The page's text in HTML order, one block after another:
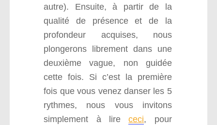
autre). Ensuite, à partir de la
qualité de présence et de la
profondeur acquises, nous
plongerons librement dans une
deuxième vague, non guidée
cette fois. Si c’est la première
fois que vous venez danser les 5
rythmes, nous vous invitons
simplement à lirececi, pour